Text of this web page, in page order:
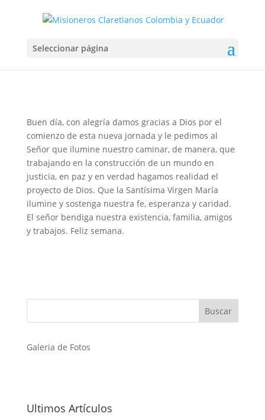
Seleccionar página
FELIZ SEMANA
Buen día, con alegría damos gracias a Dios por el
comienzo de esta nueva jornada y le pedimos al
Señor que ilumine nuestro caminar, de manera, que
trabajando en la construcción de un mundo en
justicia, en paz y en verdad hagamos realidad el
proyecto de Dios. Que la Santísima Virgen María
ilumine y sostenga nuestra fe, esperanza y caridad.
El señor bendiga nuestra existencia, familia, amigos
y trabajos. Feliz semana.
Galeria de Fotos
Ultimos Artículos